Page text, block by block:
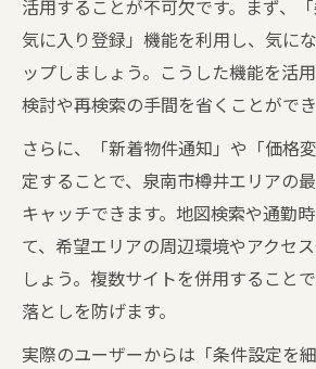
活用することが不可欠です。まず、
気に入り登録」機能を利用し、気に
ップしましょう。こうした機能を活
検討や再検索の手間を省くことができ
さらに、「新着物件通知」や「価格
定することで、泉南市樽井エリアの
キャッチできます。地図検索や通勤
て、希望エリアの周辺環境やアクセ
しょう。複数サイトを併用すること
落としを防げます。
実際のユーザーからは「条件設定を